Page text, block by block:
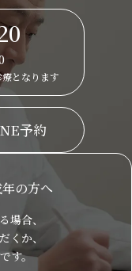
療となります
予約
の方へ
場合、
くか、
す。